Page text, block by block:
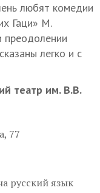
любят комедии
Гаци» М.
преодолении
легко и с
театр им. В.В.
77
русский язык